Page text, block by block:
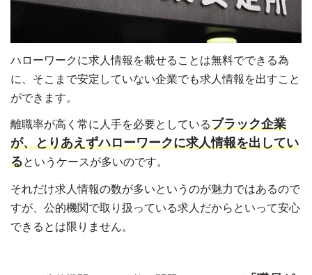
ハローワークに求人情報を載せることは無料でできる為
に、そこまで安定していない企業でも求人情報を出すこと
ができます。
離職率が高く常に人手を必要としているブラック企業
が、とりあえずハローワークに求人情報を出してい
るというケースが多いのです。
それだけ求人情報の数が多いというのが魅力ではあるので
すが、公的機関で取り扱っている求人だからといって安心
できるとは限りません。